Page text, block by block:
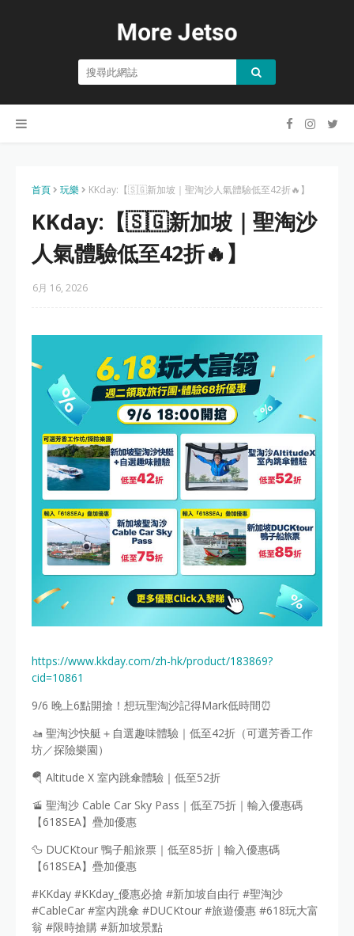
首頁 玩樂 KKday:【🇸🇬新加坡｜聖淘沙人氣體驗低至42折🔥】
KKday:【🇸🇬新加坡｜聖淘沙
人氣體驗低至42折🔥】
6月 16, 2026
https://www.kkday.com/zh-hk/product/183869?
cid=10861
9/6 晚上6點開搶！想玩聖淘沙記得Mark低時間⏰
🚤 聖淘沙快艇＋自選趣味體驗｜低至42折（可選芳香工作
坊／探險樂園）
🪂 Altitude X 室內跳傘體驗｜低至52折
🚡 聖淘沙 Cable Car Sky Pass｜低至75折｜輸入優惠碼
【618SEA】疊加優惠
🦆 DUCKtour 鴨子船旅票｜低至85折｜輸入優惠碼
【618SEA】疊加優惠
#KKday #KKday_優惠必搶 #新加坡自由行 #聖淘沙
#CableCar #室內跳傘 #DUCKtour #旅遊優惠 #618玩大富
翁 #限時搶購 #新加坡景點